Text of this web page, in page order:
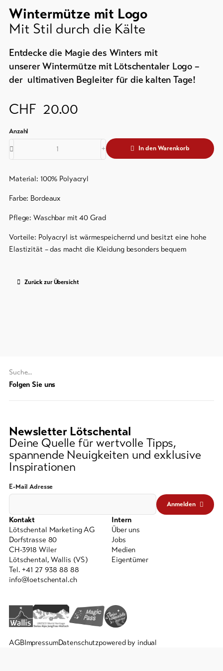
Shops
Übersicht
Skipässe
Bike-
Tickets
Wintermütze mit Logo
Mit Stil durch die Kälte
Entdecke die Magie des Winters mit
unserer Wintermütze mit Lötschentaler Logo –
der ultimativen Begleiter für die kalten Tage!
CHF 20.00
In den Warenkorb
Material: 100% Polyacryl
Farbe: Bordeaux
Pflege: Waschbar mit 40 Grad
Vorteile: Polyacryl ist wärmespeichernd und besitzt eine hohe
Elastizität – das macht die Kleidung besonders bequem
Zurück zur Übersicht
Suchwort
Folgen Sie uns
Newsletter Lötschental
Deine Quelle für wertvolle Tipps,
spannende Neuigkeiten und exklusive
Inspirationen
E-Mail Adresse
Anmelden
Kontakt
Lötschental Marketing AG
Dorfstrasse 80
CH-3918 Wiler
Lötschental, Wallis (VS)
Tel. +41 27 938 88 88
info@loetschental.ch
Intern
Über uns
Jobs
Medien
Eigentümer
AGBImpressumDatenschutzpowered by indual